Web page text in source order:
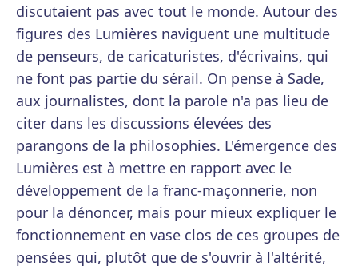
discutaient pas avec tout le monde. Autour des
figures des Lumières naviguent une multitude
de penseurs, de caricaturistes, d'écrivains, qui
ne font pas partie du sérail. On pense à Sade,
aux journalistes, dont la parole n'a pas lieu de
citer dans les discussions élevées des
parangons de la philosophies. L'émergence des
Lumières est à mettre en rapport avec le
développement de la franc-maçonnerie, non
pour la dénoncer, mais pour mieux expliquer le
fonctionnement en vase clos de ces groupes de
pensées qui, plutôt que de s'ouvrir à l'altérité,